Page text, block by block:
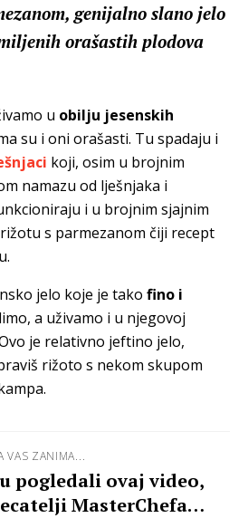
genijalno slano jelo
orašastih plodova
u obilju jesenskih
su i oni orašasti. Tu spadaju i
koji, osim u brojnim
namazu od lješnjaka i
i u brojnim sjajnim
s parmezanom čiji recept
jelo koje je tako fino i
a uživamo i u njegovoj
je relativno jeftino jelo,
rižoto s nekom skupom
VAS ZANIMA...
pogledali ovaj video,
MasterChefa